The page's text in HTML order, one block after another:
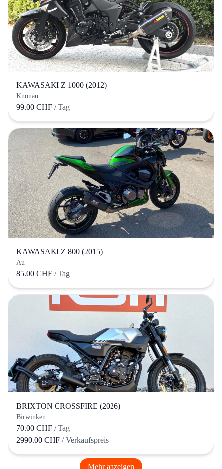
KAWASAKI Z 1000 (2012)
Knonau
99.00 CHF / Tag
KAWASAKI Z 800 (2015)
Au
85.00 CHF / Tag
BRIXTON CROSSFIRE (2026)
Birwinken
70.00 CHF / Tag
2990.00 CHF / Verkaufspreis
Mehr anzeigen